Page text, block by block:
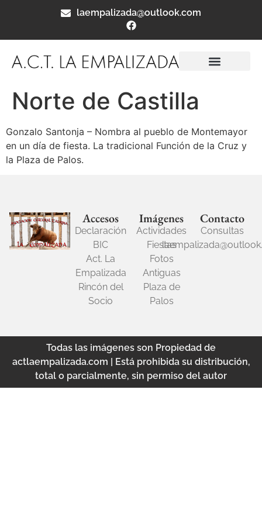
laempalizada@outlook.com
Norte de Castilla
Gonzalo Santonja – Nombra al pueblo de Montemayor
en un día de fiesta. La tradicional Función de la Cruz y
la Plaza de Palos.
Accesos
Declaración
BIC
Act. La
Empalizada
Rincón del
Socio
Imágenes
Actividades
Fiestas
Fotos
Antiguas
Plaza de
Palos
Contacto
Consultas
Todas las imágenes son Propiedad de
actlaempalizada.com | Está prohibida su distribución,
total o parcialmente, sin permiso del autor